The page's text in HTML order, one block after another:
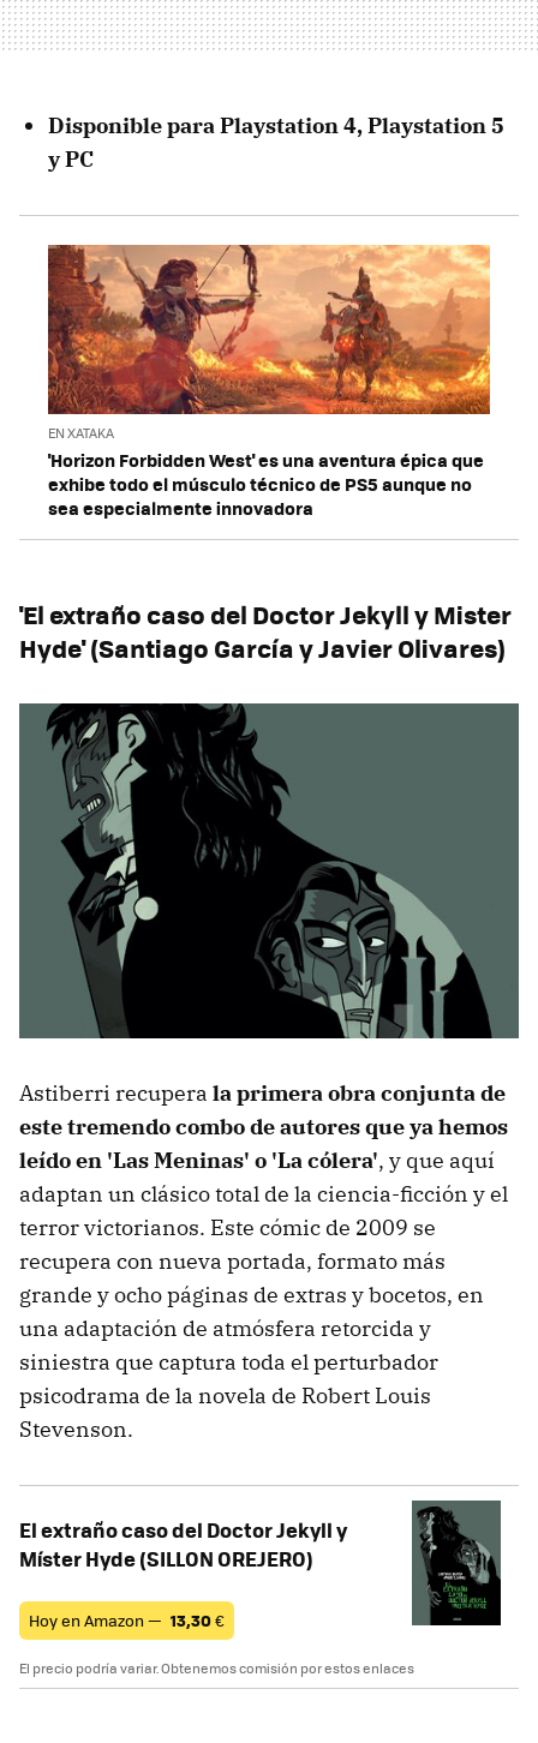
Disponible para Playstation 4, Playstation 5
y PC
EN XATAKA
'Horizon Forbidden West' es una aventura épica que
exhibe todo el músculo técnico de PS5 aunque no
sea especialmente innovadora
'El extraño caso del Doctor Jekyll y Mister
Hyde' (Santiago García y Javier Olivares)
Astiberri recupera la primera obra conjunta de
este tremendo combo de autores que ya hemos
leído en 'Las Meninas' o 'La cólera', y que aquí
adaptan un clásico total de la ciencia-ficción y el
terror victorianos. Este cómic de 2009 se
recupera con nueva portada, formato más
grande y ocho páginas de extras y bocetos, en
una adaptación de atmósfera retorcida y
siniestra que captura toda el perturbador
psicodrama de la novela de Robert Louis
Stevenson.
El extraño caso del Doctor Jekyll y
Míster Hyde (SILLON OREJERO)
Hoy en Amazon — 13,30€
El precio podría variar. Obtenemos comisión por estos enlaces